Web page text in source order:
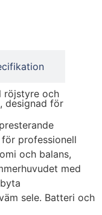
röjstyre och
designad för
professionell
och balans,
med
sele. Batteri och